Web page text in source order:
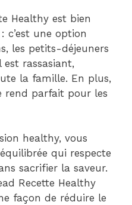
Healthy est bien
c’est une option
les petits-déjeuners
est rassasiant,
la famille. En plus,
rend parfait pour les
healthy, vous
qui respecte
sacrifier la saveur.
Recette Healthy
façon de réduire le